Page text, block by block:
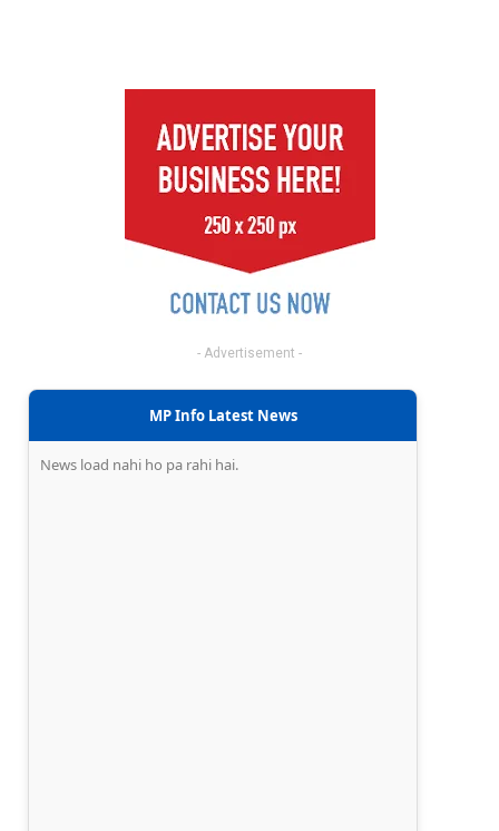
- Advertisement -
MP Info Latest News
News load nahi ho pa rahi hai.